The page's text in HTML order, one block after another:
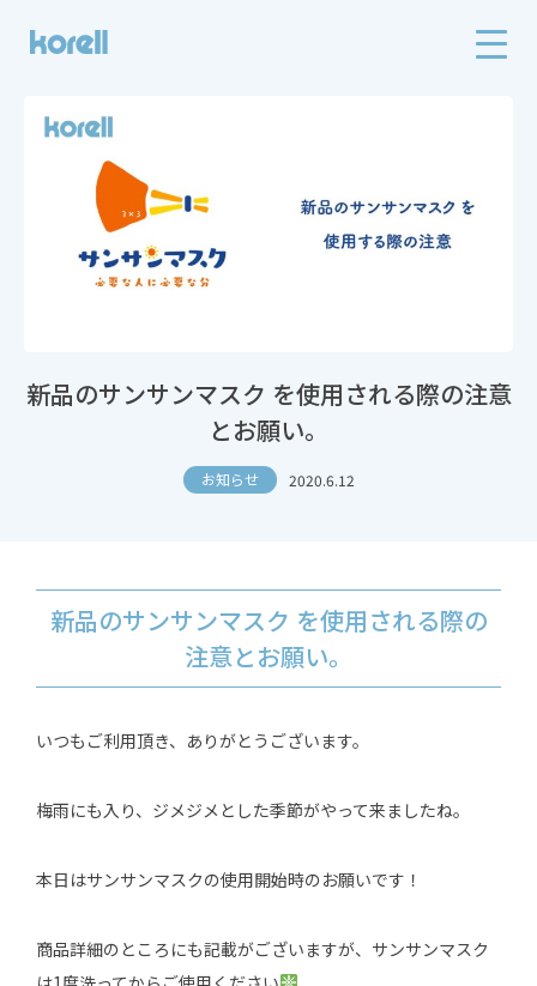
新品のサンサンマスク を使用される際の注意
とお願い。
お知らせ 2020.6.12
新品のサンサンマスク を使用される際の
注意とお願い。
いつもご利用頂き、ありがとうございます。
梅雨にも入り、ジメジメとした季節がやって来ましたね。
本日はサンサンマスクの使用開始時のお願いです！
商品詳細のところにも記載がございますが、サンサンマスク